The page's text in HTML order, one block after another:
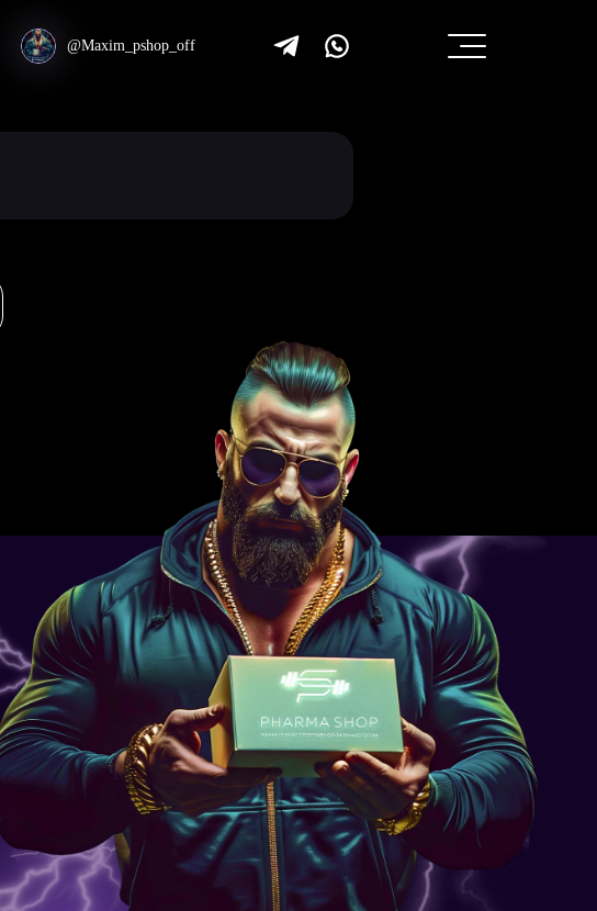
@Maxim_pshop_off
Итого: руб.